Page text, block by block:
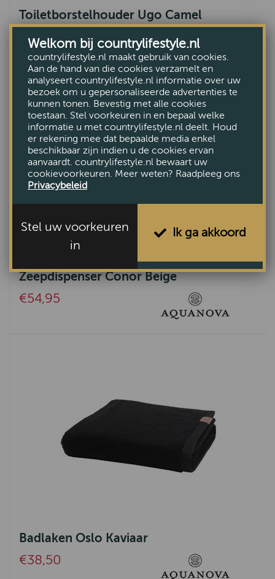
Toiletborstelhouder Ugo Camel
€65,90
Zeepdispenser Conor Beige
€54,95
Badlaken Oslo Kaviaar
€38,50
Welkom bij countrylifestyle.nl
countrylifestyle.nl maakt gebruik van cookies.
Aan de hand van die cookies verzamelt en
analyseert countrylifestyle.nl informatie over uw
bezoek om u gepersonaliseerde advertenties te
kunnen tonen. Bevestig met alle cookies
toestaan. Stel voorkeuren in en bepaal welke
informatie u met countrylifestyle.nl deelt. Houd
er rekening mee dat bepaalde media enkel
beschikbaar zijn indien u de cookies ervan
aanvaardt. countrylifestyle.nl bewaart uw
cookievoorkeuren. Meer weten? Raadpleeg ons
Privacybeleid
Stel uw voorkeuren
in
Ik ga akkoord